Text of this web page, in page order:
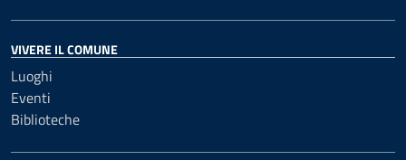
VIVERE IL COMUNE
Luoghi
Eventi
Biblioteche